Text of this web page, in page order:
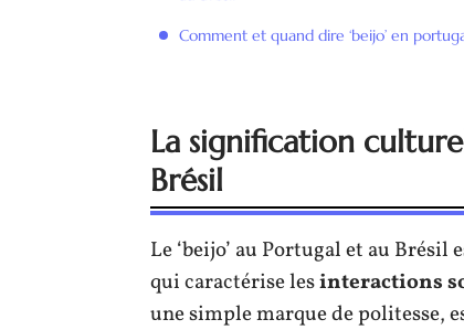
Comment et quand dire ‘beijo’ en
La signification
Brésil
Le ‘beijo’ au Portugal et au Brésil
qui caractérise lesinteractions
une simple marque de politesse,